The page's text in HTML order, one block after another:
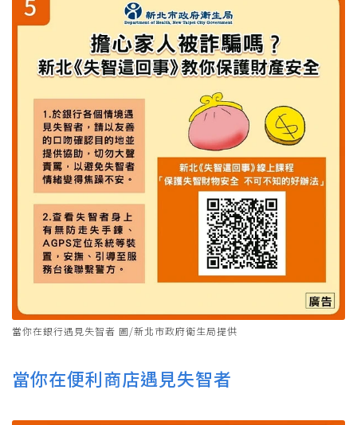
當你在銀行遇見失智者 圖/新北市政府衛生局提供
當你在便利商店遇見失智者